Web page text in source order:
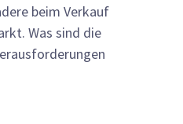
beim Verkauf
Was sind die